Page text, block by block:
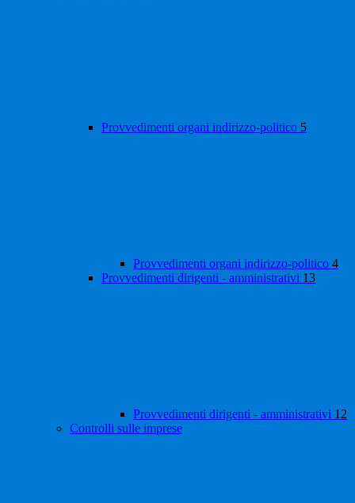
Provvedimenti organi indirizzo-politico 5
Provvedimenti organi indirizzo-politico 4
Provvedimenti dirigenti - amministrativi 13
Provvedimenti dirigenti - amministrativi 12
Controlli sulle imprese